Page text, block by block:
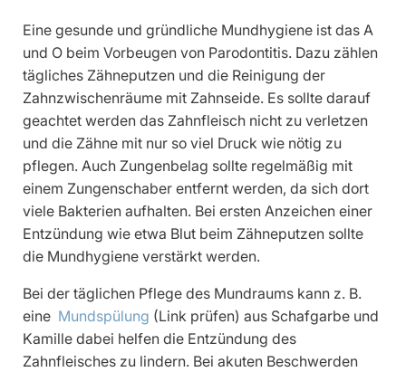
Eine gesunde und gründliche Mundhygiene ist das A
und O beim Vorbeugen von Parodontitis. Dazu zählen
tägliches Zähneputzen und die Reinigung der
Zahnzwischenräume mit Zahnseide. Es sollte darauf
geachtet werden das Zahnfleisch nicht zu verletzen
und die Zähne mit nur so viel Druck wie nötig zu
pflegen. Auch Zungenbelag sollte regelmäßig mit
einem Zungenschaber entfernt werden, da sich dort
viele Bakterien aufhalten. Bei ersten Anzeichen einer
Entzündung wie etwa Blut beim Zähneputzen sollte
die Mundhygiene verstärkt werden.
Bei der täglichen Pflege des Mundraums kann z. B.
eine Mundspülung (Link prüfen) aus Schafgarbe und
Kamille dabei helfen die Entzündung des
Zahnfleisches zu lindern. Bei akuten Beschwerden